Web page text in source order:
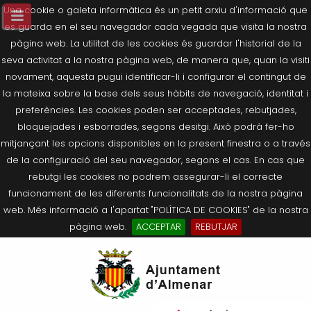
Una cookie o galeta informàtica és un petit arxiu d'informació que
es guarda en el seu navegador cada vegada que visita la nostra
pàgina web. La utilitat de les cookies és guardar l'historial de la
seva activitat a la nostra pàgina web, de manera que, quan la visiti
novament, aquesta pugui identificar-li i configurar el contingut de
la mateixa sobre la base dels seus hàbits de navegació, identitat i
preferències. Les cookies poden ser acceptades, rebutjades,
bloquejades i esborrades, segons desitgi. Això podrà fer-ho
mitjançant les opcions disponibles en la present finestra o a través
de la configuració del seu navegador, segons el cas. En cas que
rebutgi les cookies no podrem assegurar-li el correcte
funcionament de les diferents funcionalitats de la nostra pàgina
web. Més informació a l'apartat "POLÍTICA DE COOKIES" de la nostra
pàgina web.
ACCEPTAR
REBUTJAR
Salutació de l’Alcaldessa
Composició Consistori
Agricultura, Ramaderia i Medi
Què és la Seu Electrònica?
Últimes publicacions